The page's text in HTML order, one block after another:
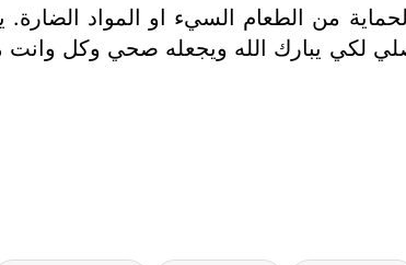
من الطعام السيء او المواد
لكي يبارك الله ويجعله صحي وكل